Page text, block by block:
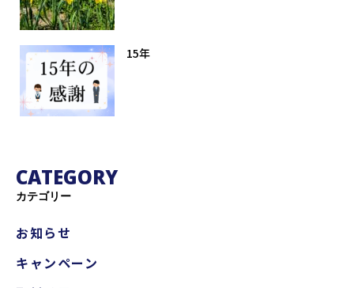
15年
CATEGORY
カテゴリー
お知らせ
キャンペーン